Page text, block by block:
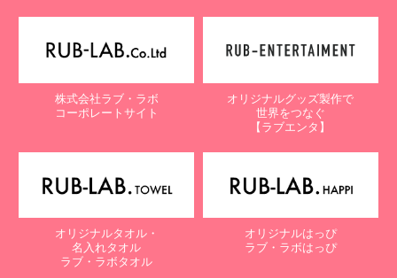
株式会社ラブ・ラボ
コーポレートサイト
オリジナルグッズ製作で
世界をつなぐ
【ラブエンタ】
オリジナルタオル・
名入れタオル
ラブ・ラボタオル
オリジナルはっぴ
ラブ・ラボはっぴ